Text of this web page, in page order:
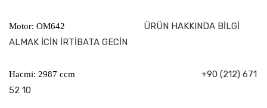
Motor: OM642 ÜRÜN HAKKINDA BİLGİ
ALMAK İCİN İRTİBATA GECİN
Hacmi: 2987 ccm +90 (212) 671
52 10